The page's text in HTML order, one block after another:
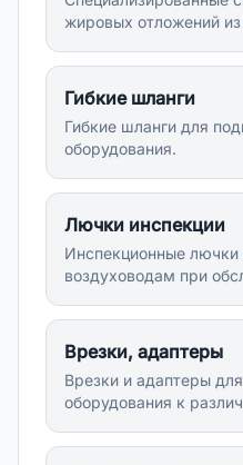
жировых отложений
Гибкие шланги
Гибкие шланги для
оборудования.
Лючки инспекции
Инспекционные лючки
воздуховодам при
Врезки, адаптеры
Врезки и адаптеры
оборудования к